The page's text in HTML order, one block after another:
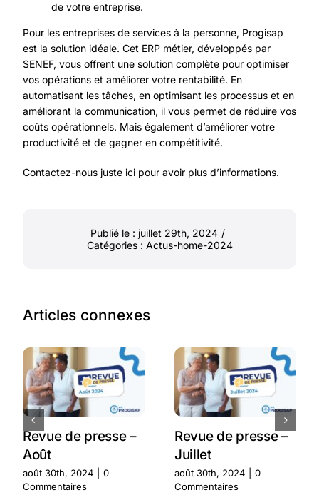
de votre entreprise.
Pour les entreprises de services à la personne, Progisap
est la solution idéale. Cet ERP métier, développés par
SENEF, vous offrent une solution complète pour optimiser
vos opérations et améliorer votre rentabilité. En
automatisant les tâches, en optimisant les processus et en
améliorant la communication, il vous permet de réduire vos
coûts opérationnels. Mais également d’améliorer votre
productivité et de gagner en compétitivité.
Contactez-nous juste ici pour avoir plus d’informations.
Publié le : juillet 29th, 2024 /
Catégories : Actus-home-2024
Articles connexes
Revue de presse –
Août
août 30th, 2024
0
Commentaires
Revue de presse –
Juillet
août 30th, 2024
0
Commentaires